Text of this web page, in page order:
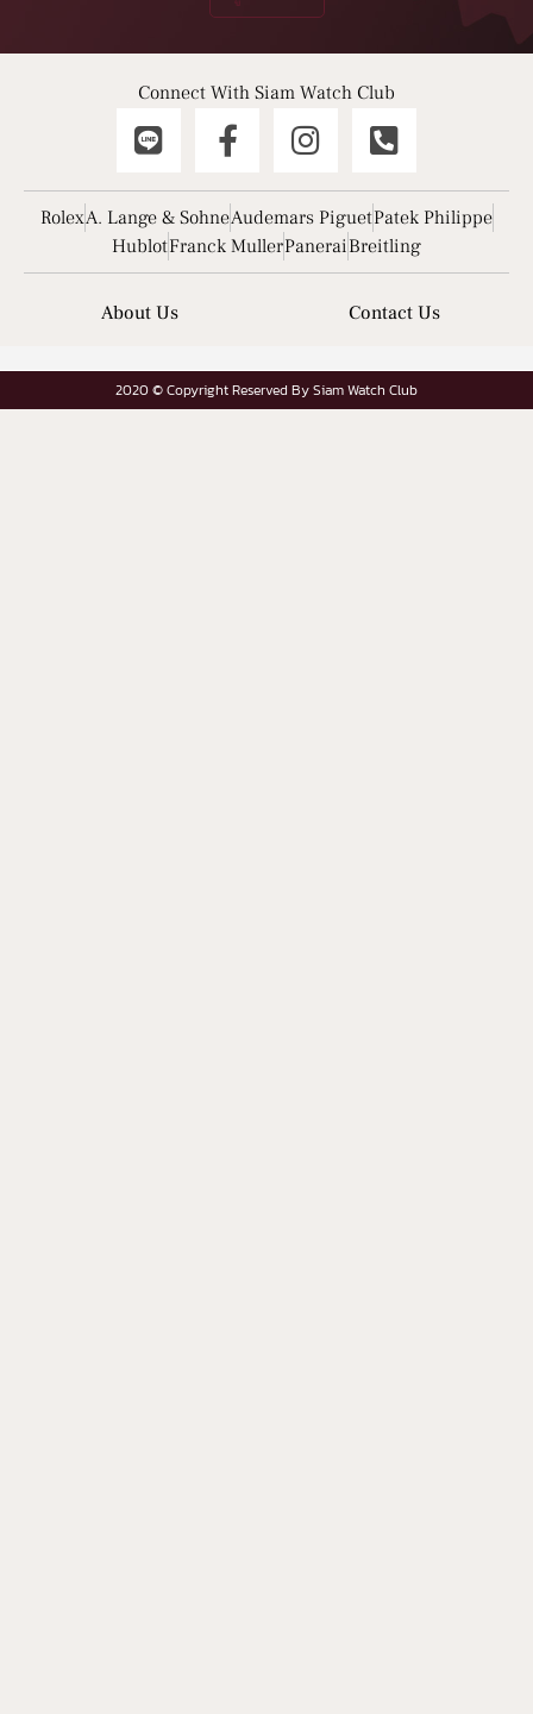
Connect With Siam Watch Club
RolexA. Lange & SohneAudemars PiguetPatek Philippe
HublotFranck MullerPaneraiBreitling
About Us Contact Us
2020 © Copyright Reserved By Siam Watch Club